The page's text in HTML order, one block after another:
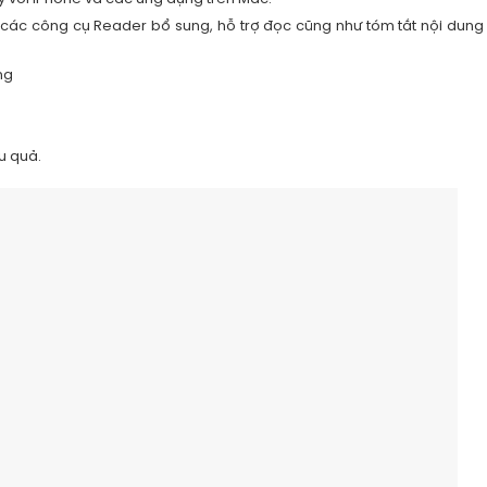
công cụ Reader bổ sung, hỗ trợ đọc cũng như tóm tắt nội dung
quả.